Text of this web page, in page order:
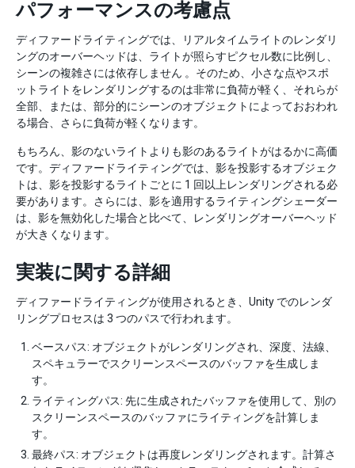
パフォーマンスの考慮点
ディファードライティングでは、リアルタイムライトのレンダリ
ングのオーバーヘッドは、ライトが照らすピクセル数に比例し、
シーンの複雑さには依存しません 。そのため、小さな点やスポ
ットライトをレンダリングするのは非常に負荷が軽く、それらが
全部、または、部分的にシーンのオブジェクトによっておおわれ
る場合、さらに負荷が軽くなります。
もちろん、影のないライトよりも影のあるライトがはるかに高価
です。ディファードライティングでは、影を投影するオブジェク
トは、影を投影するライトごとに 1 回以上レンダリングされる必
要があります。さらには、影を適用するライティングシェーダー
は、影を無効化した場合と比べて、レンダリングオーバーヘッド
が大きくなります。
実装に関する詳細
ディファードライティングが使用されるとき、Unity でのレンダ
リングプロセスは 3 つのパスで行われます。
ベースパス: オブジェクトがレンダリングされ、深度、法線、
スペキュラーでスクリーンスペースのバッファを生成しま
す。
ライティングパス: 先に生成されたバッファを使用して、別の
スクリーンスペースのバッファにライティングを計算しま
す。
最終パス: オブジェクトは再度レンダリングされます。計算さ